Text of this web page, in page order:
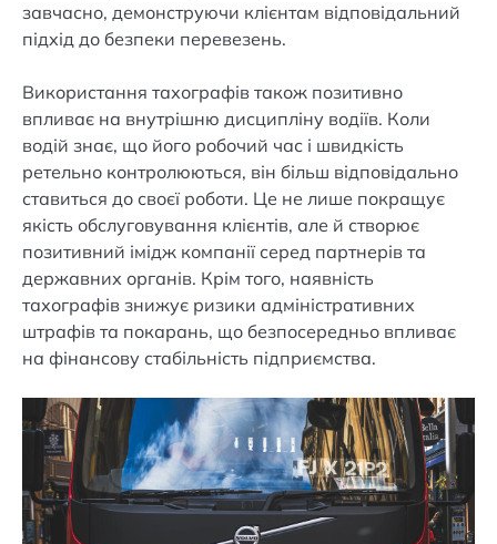
завчасно, демонструючи клієнтам відповідальний
підхід до безпеки перевезень.
Використання тахографів також позитивно
впливає на внутрішню дисципліну водіїв. Коли
водій знає, що його робочий час і швидкість
ретельно контролюються, він більш відповідально
ставиться до своєї роботи. Це не лише покращує
якість обслуговування клієнтів, але й створює
позитивний імідж компанії серед партнерів та
державних органів. Крім того, наявність
тахографів знижує ризики адміністративних
штрафів та покарань, що безпосередньо впливає
на фінансову стабільність підприємства.